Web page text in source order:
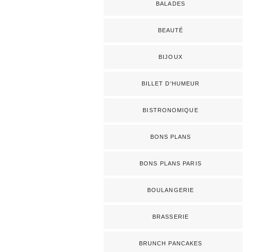
BALADES
BEAUTÉ
BIJOUX
BILLET D'HUMEUR
BISTRONOMIQUE
BONS PLANS
BONS PLANS PARIS
BOULANGERIE
BRASSERIE
BRUNCH PANCAKES